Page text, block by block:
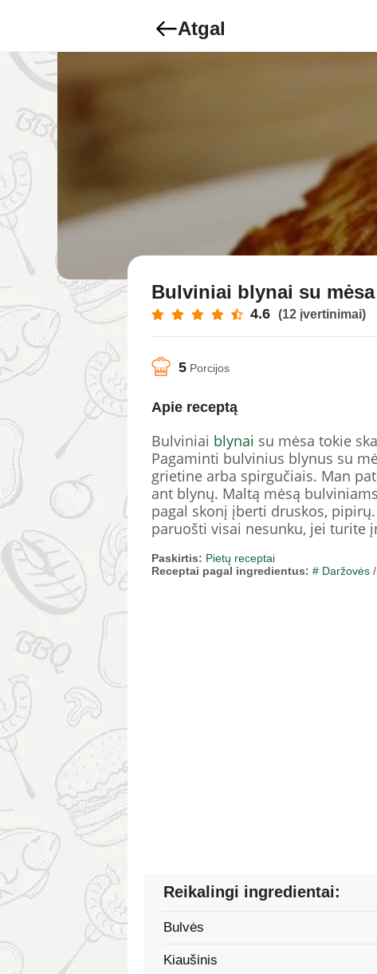
Atgal
Bulviniai blynai su mėsa
4.6 (12 įvertinimai)
5 Porcijos
Apie receptą
Bulviniai blynai su mėsa tokie
Pagaminti bulvinius blynus su
grietine arba spirgučiais. Man
ant blynų. Maltą mėsą
pagal skonį įberti druskos,
paruošti visai nesunku, jei turite
Paskirtis: Pietų receptai
Receptai pagal ingredientus: # Daržovės /
Reikalingi ingredientai:
Bulvės
Kiaušinis